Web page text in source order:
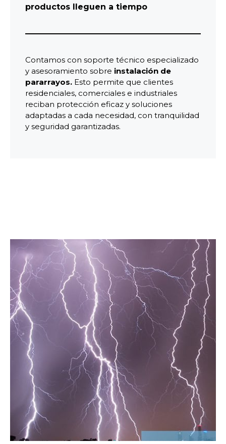
productos lleguen a tiempo
Contamos con soporte técnico especializado
y asesoramiento sobre instalación de
pararrayos. Esto permite que clientes
residenciales, comerciales e industriales
reciban protección eficaz y soluciones
adaptadas a cada necesidad, con tranquilidad
y seguridad garantizadas.